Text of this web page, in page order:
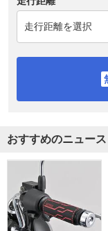
おすすめのニュース